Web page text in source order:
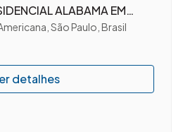
ALABAMA EM
São Paulo Brasil